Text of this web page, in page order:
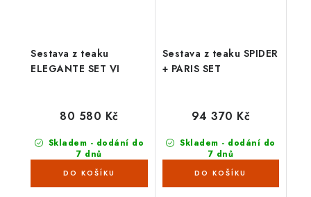
Sestava z teaku
ELEGANTE SET VI
Skladem - dodání do
7 dnů
80 580 Kč
Sestava z teaku SPIDER
+ PARIS SET
Skladem - dodání do
7 dnů
94 370 Kč